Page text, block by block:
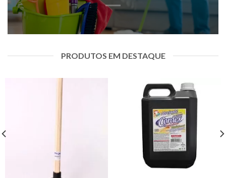
PRODUTOS EM DESTAQUE